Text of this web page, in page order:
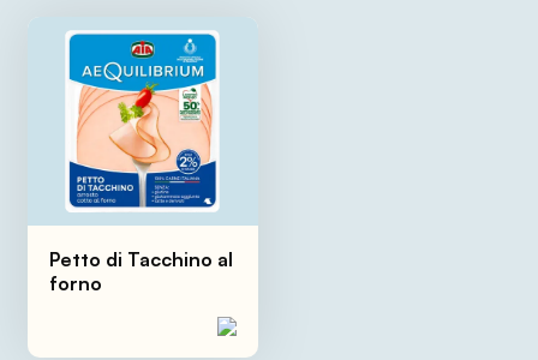
Petto di Tacchino al
forno